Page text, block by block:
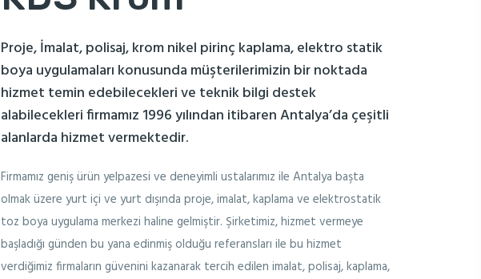
Proje, İmalat, polisaj, krom nikel pirinç kaplama, elektro statik
boya uygulamaları konusunda müşterilerimizin bir noktada
hizmet temin edebilecekleri ve teknik bilgi destek
alabilecekleri firmamız 1996 yılından itibaren Antalya’da çeşitli
alanlarda hizmet vermektedir.
Firmamız geniş ürün yelpazesi ve deneyimli ustalarımız ile Antalya başta
olmak üzere yurt içi ve yurt dışında proje, imalat, kaplama ve elektrostatik
toz boya uygulama merkezi haline gelmiştir. Şirketimiz, hizmet vermeye
başladığı günden bu yana edinmiş olduğu referansları ile bu hizmet
verdiğimiz firmaların güvenini kazanarak tercih edilen imalat, polisaj, kaplama,